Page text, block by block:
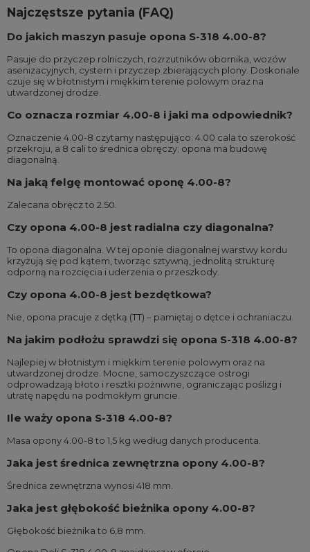
Najczęstsze pytania (FAQ)
Do jakich maszyn pasuje opona S-318 4.00-8?
Pasuje do przyczep rolniczych, rozrzutników obornika, wozów
asenizacyjnych, cystern i przyczep zbierających plony. Doskonale
czuje się w błotnistym i miękkim terenie polowym oraz na
utwardzonej drodze.
Co oznacza rozmiar 4.00-8 i jaki ma odpowiednik?
Oznaczenie 4.00-8 czytamy następująco: 4.00 cala to szerokość
przekroju, a 8 cali to średnica obręczy; opona ma budowę
diagonalną.
Na jaką felgę montować oponę 4.00-8?
Zalecana obręcz to 2.50.
Czy opona 4.00-8 jest radialna czy diagonalna?
To opona diagonalna. W tej oponie diagonalnej warstwy kordu
krzyżują się pod kątem, tworząc sztywną, jednolitą strukturę
odporną na rozcięcia i uderzenia o przeszkody.
Czy opona 4.00-8 jest bezdętkowa?
Nie, opona pracuje z dętką (TT) – pamiętaj o dętce i ochraniaczu.
Na jakim podłożu sprawdzi się opona S-318 4.00-8?
Najlepiej w błotnistym i miękkim terenie polowym oraz na
utwardzonej drodze. Mocne, samoczyszczące ostrogi
odprowadzają błoto i resztki pożniwne, ograniczając poślizg i
utratę napędu na podmokłym gruncie.
Ile waży opona S-318 4.00-8?
Masa opony 4.00-8 to 1,5 kg według danych producenta.
Jaka jest średnica zewnętrzna opony 4.00-8?
Średnica zewnętrzna wynosi 418 mm.
Jaka jest głębokość bieżnika opony 4.00-8?
Głębokość bieżnika to 6,8 mm.